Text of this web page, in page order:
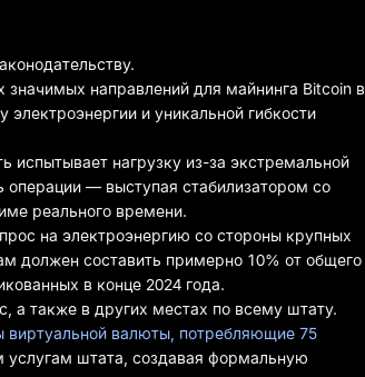
значимых направлений для майнинга Bitcoin в
и уникальной гибкости
испытывает нагрузку из-за экстремальной
операции — выступая стабилизатором со
реального времени.
на электроэнергию со стороны крупных
должен составить примерно 10% от общего
в конце 2024 года.
а также в других местах по всему штату.
виртуальной валюты, потребляющие 75
штата, создавая формальную